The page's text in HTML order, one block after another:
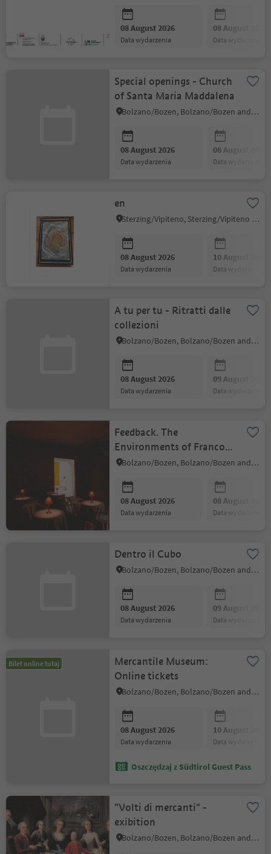
08 August 2026
data wydarzenia
08 August 2026
data wydarzenia
Special openings - Church
of Santa Maria Maddalena
Bolzano/Bozen, Bolzano/Bozen and environs
08 August 2026
data wydarzenia
08 August 2026
data wydarzenia
en
Sterzing/Vipiteno, Sterzing/Vipiteno and environs
08 August 2026
data wydarzenia
10 August 2026
data wydarzenia
A tu per tu - Ritratti dalle
collezioni
Bolzano/Bozen, Bolzano/Bozen and environs
08 August 2026
data wydarzenia
09 August 2026
data wydarzenia
Feedback. The
Environments of Franco
Vaccari
Bolzano/Bozen, Bolzano/Bozen and environs
08 August 2026
data wydarzenia
08 August 2026
data wydarzenia
Dentro il Cubo
Bolzano/Bozen, Bolzano/Bozen and environs
08 August 2026
data wydarzenia
09 August 2026
data wydarzenia
Bilet online tutaj
Mercantile Museum:
Online tickets
Bolzano/Bozen, Bolzano/Bozen and environs
08 August 2026
data wydarzenia
10 August 2026
data wydarzenia
Oszczędzaj z Südtirol Guest Pass
"Volti di mercanti" -
exibition
Bolzano/Bozen, Bolzano/Bozen and environs